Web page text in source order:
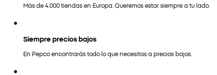
Más de 4.000 tiendas en Europa. Queremos estar siempre a tu lado.
Siempre precios bajos
En Pepco encontrarás todo lo que necesitas a precios bajos.